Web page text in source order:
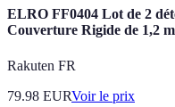
ELRO FF0404 Lot de 2
Couverture Rigide de 1,2 m
Rakuten FR
79.98 EURVoir le prix